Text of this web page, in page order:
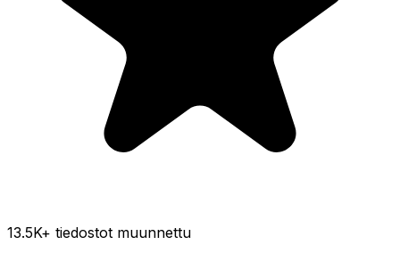
13.5K+ tiedostot muunnettu